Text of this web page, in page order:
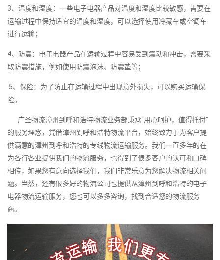
3、温度和湿度：一些电子电器产品对温度和湿度比较敏感，需要在
运输过程中保持适宜的温度和湿度，可以选择使用冷藏车或空调车
进行运输；
4、防震：电子电器产品在运输过程中容易受到震动和冲击，需要采
取防震措施，例如使用防震泡沫、防震垫等；
5、保险：为了防止在运输过程中出现意外损失，可以购买运输保
险。
广圣物流漳州到呼和浩特物流业务部秉承“用心呵护，值得托付”
的服务理念，凭借漳州到呼和浩特物流平台，始终致力于为客户提
供满意的漳州到呼和浩特的专线物流运输服务。我们一直多年的在
为各行各业提供我们的物流服务，也得到了很多客户的认可和口碑
相传，如果您有意向选择我们，我们非常乐意为您解决物流相关问
题。当然，还有很多好的物流公司也提供从漳州到呼和浩特的电子
电器物流运输服务，您也可以多多咨询，找到合适您的物流服务
商。